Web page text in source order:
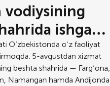
vodiysining
ishga
O‘zbekistonda o‘z faoliyat
5-avgustdan xizmat
beshta shahrida — Farg‘ona,
Namangan hamda Andijonda